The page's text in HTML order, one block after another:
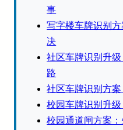
事
写字楼车牌识别
决
社区车牌识别升
路
社区车牌识别方
校园车牌识别升
校园通道闸方案